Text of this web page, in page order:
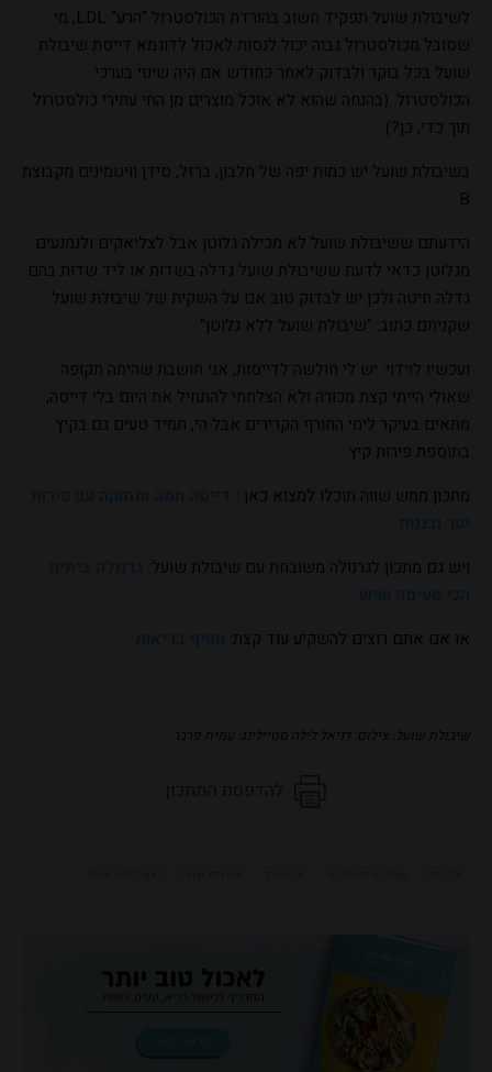
לשיבולת שועל תפקיד חשוב בהורדת הכולסטרול "הרע" LDL, מי
שסובל מכולסטרול גבוה יכול לנסות לאכול לדוגמא דייסת שיבולת
שועל בכל בוקר ולבדוק לאחר כחודש אם היה שינוי בערכי
הכולסטרול. (בהנחה שהוא לא אוכל מוצרים מן החי עתירי כולסטרול
תוך כדי, כן?)
בשיבולת שועל יש כמות יפה של חלבון, ברזל, סידן וויטמינים מקבוצת
B
הידעתם ששיבולת שועל לא מכילה גלוטן אבל לצליאקים ולנמנעים
מגלוטן כדאי לדעת ששיבולת שועל גדלה בשדות או ליד שדות בהם
גדלה חיטה ולכן יש לבדוק טוב אם על השקית של שיבולת שועל
שקניתם כתוב: "שיבולת שועל ללא גלוטן".
ועכשיו לוידוי: יש לי חולשה לדייסות, אני חושבת שהיתה תקופה
שאולי הייתי קצת מכורה ולא הצלחתי להתחיל את היום בלי דייסה,
מתאים בעיקר לימי החורף הקרירים אבל הי, תמיד טעים גם בקיץ
בתוספת פירות קיץ.
מתכון ממש שווה תוכלו למצוא כאן :
ויש גם מתכון לגרנולה משובחת עם שיבולת שועל:
או אם אתם רוצים להשקיע עוד קצת:
שיבולת שועל. צילום: דניאל לילה סטיילינג: עמית פרבר